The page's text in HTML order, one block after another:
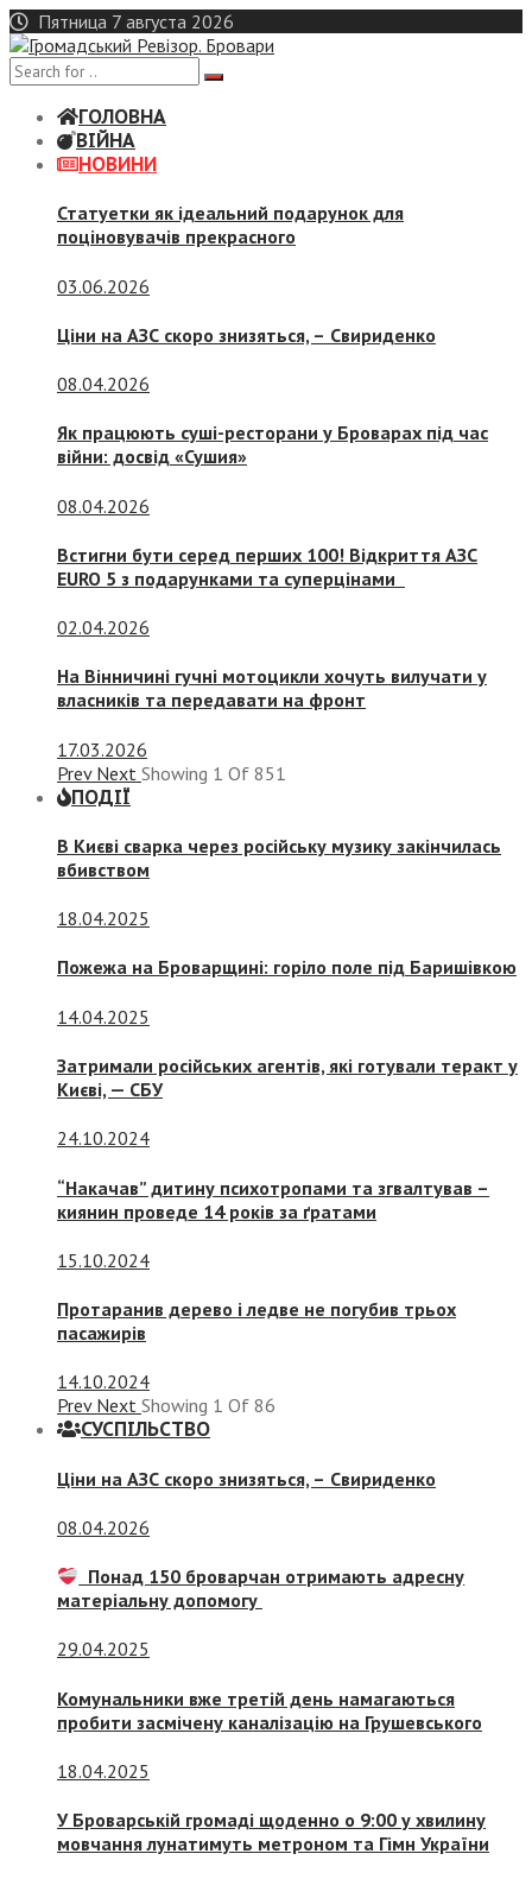
Skip
to
content
Пятница 7 августа 2026
ГОЛОВНА
ВІЙНА
НОВИНИ
Статуетки як ідеальний подарунок для
поціновувачів прекрасного
03.06.2026
Ціни на АЗС скоро знизяться, – Свириденко
08.04.2026
Як працюють суші-ресторани у Броварах під час
війни: досвід «Сушия»
08.04.2026
Встигни бути серед перших 100! Відкриття АЗС
EURO 5 з подарунками та суперцінами
02.04.2026
На Вінничині гучні мотоцикли хочуть вилучати у
власників та передавати на фронт
17.03.2026
Prev Next Showing 1 Of 851
ПОДІЇ
В Києві сварка через російську музику закінчилась
вбивством
18.04.2025
Пожежа на Броварщині: горіло поле під Баришівкою
14.04.2025
Затримали російських агентів, які готували теракт у
Києві, — СБУ
24.10.2024
“Накачав” дитину психотропами та згвалтував –
киянин проведе 14 років за ґратами
15.10.2024
Протаранив дерево і ледве не погубив трьох
пасажирів
14.10.2024
Prev Next Showing 1 Of 86
СУСПIЛЬСТВО
Ціни на АЗС скоро знизяться, – Свириденко
08.04.2026
Понад 150 броварчан отримають адресну
матеріальну допомогу
29.04.2025
Комунальники вже третій день намагаються
пробити засмічену каналізацію на Грушевського
18.04.2025
У Броварській громаді щоденно о 9:00 у хвилину
мовчання лунатимуть метроном та Гімн України